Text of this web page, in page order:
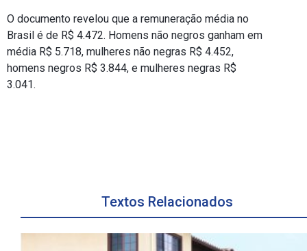
O documento revelou que a remuneração média no
Brasil é de R$ 4.472. Homens não negros ganham em
média R$ 5.718, mulheres não negras R$ 4.452,
homens negros R$ 3.844, e mulheres negras R$
3.041.
Textos Relacionados